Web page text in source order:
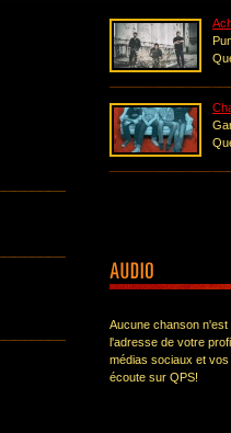
Aucune chanson
l'adresse de votre
médias sociaux et
écoute sur QPS!